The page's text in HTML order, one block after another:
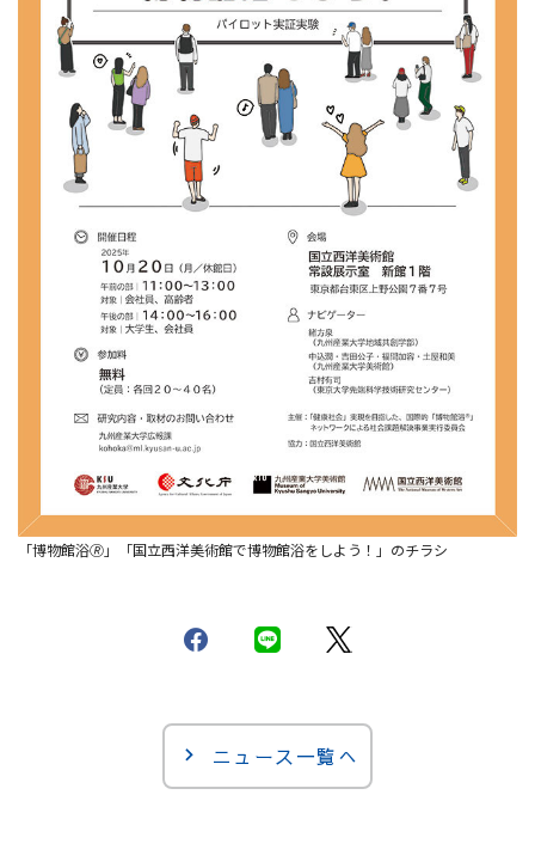
「博物館浴🄬」「国立西洋美術館で博物館浴をしよう！」のチラシ
ニュース一覧へ